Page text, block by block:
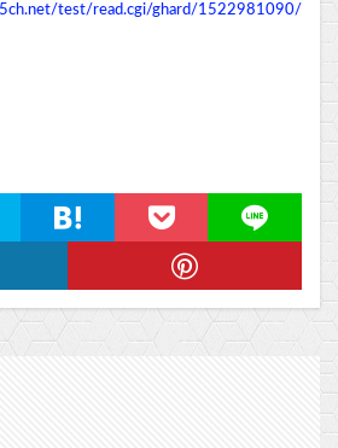
test/read.cgi/ghard/1522981090/